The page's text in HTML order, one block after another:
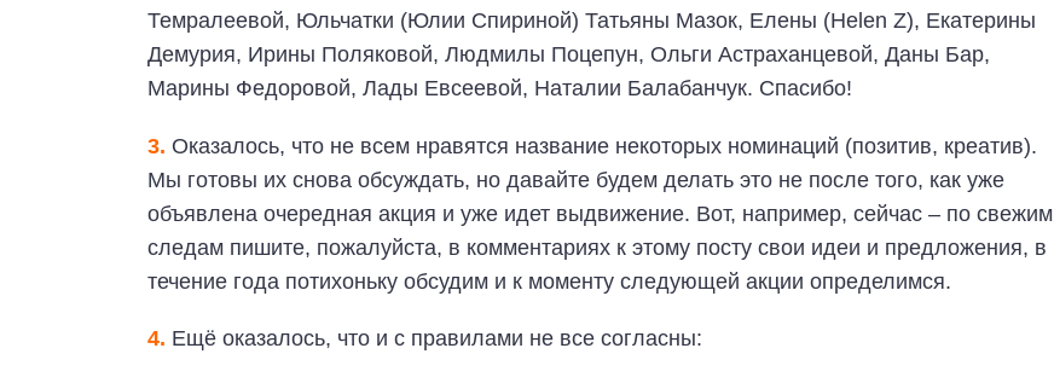
Темралеевой, Юльчатки (Юлии Спириной) Татьяны Мазок, Елены (Helen Z), Екатерины
Демурия, Ирины Поляковой, Людмилы Поцепун, Ольги Астраханцевой, Даны Бар,
Марины Федоровой, Лады Евсеевой, Наталии Балабанчук. Спасибо!
3. Оказалось, что не всем нравятся название некоторых номинаций (позитив, креатив).
Мы готовы их снова обсуждать, но давайте будем делать это не после того, как уже
объявлена очередная акция и уже идет выдвижение. Вот, например, сейчас – по свежим
следам пишите, пожалуйста, в комментариях к этому посту свои идеи и предложения, в
течение года потихоньку обсудим и к моменту следующей акции определимся.
4. Ещё оказалось, что и с правилами не все согласны: